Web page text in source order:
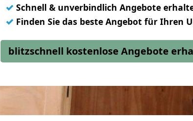
✓ Schnell & unverbindlich Angebote
✓ Finden Sie das beste Angebot für Ihren
blitzschnell kostenlose Angebote